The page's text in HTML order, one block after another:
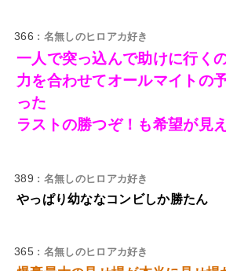
366 : 名無しのヒロアカ好き
一人で突っ込んで助けに行く
力を合わせてオールマイトの
った
ラストの勝つぞ！も希望が見
389 : 名無しのヒロアカ好き
やっぱり幼ななコンビしか勝たん
365 : 名無しのヒロアカ好き